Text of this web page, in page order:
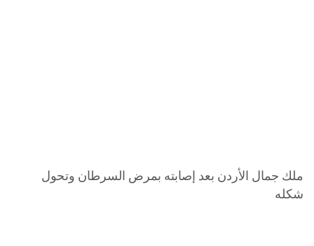
ملك جمال الأردن بعد إصابته بمرض السرطان وتحول
شكله